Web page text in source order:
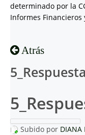
determinado por la
Informes Financieros
Atrás
Subido por DIANA